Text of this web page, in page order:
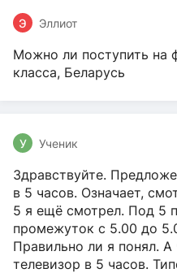
Э Эллиот
Можно ли поступить на
класса, Беларусь
У Ученик
Здравствуйте.
в 5 часов. Означает,
5 я ещё смотрел. Под 5
промежуток с 5.00 до
Правильно ли я понял. А
телевизор в 5 часов.